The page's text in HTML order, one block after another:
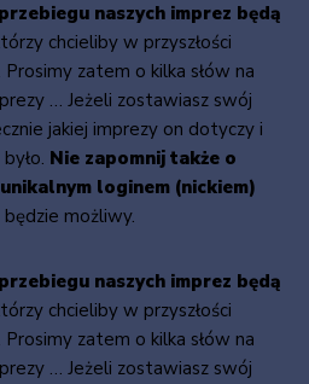
naszych imprez będą
chcieliby w przyszłości
zatem o kilka słów na
… Jeżeli zostawiasz swój
jakiej imprezy on dotyczy i
Nie zapomnij także o
loginem (nickiem)
możliwy.
naszych imprez będą
chcieliby w przyszłości
zatem o kilka słów na
… Jeżeli zostawiasz swój